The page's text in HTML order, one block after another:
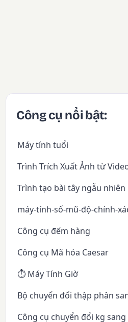
Công cụ nổi bật:
Máy tính tuổi
Trình Trích Xuất Ảnh từ
Trình tạo bài tây ngẫu nhiên
máy-tính-số-mũ-độ-chính-
Công cụ đếm hàng
Công cụ Mã hóa Caesar
⏱️ Máy Tính Giờ
Bộ chuyển đổi thập phân
Công cụ chuyển đổi kg sang